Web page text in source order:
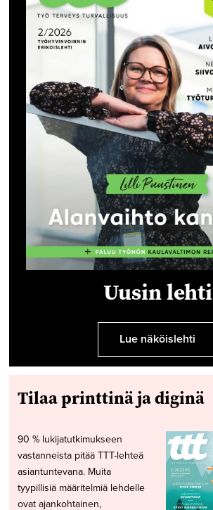
Uusin lehti
Lue näköislehti
Tilaa printtinä ja diginä
90 % lukijatutkimukseen
vastanneista pitää TTT-lehteä
asiantuntevana. Muita
tyypillisiä määritelmiä lehdelle
ovat ajankohtainen,